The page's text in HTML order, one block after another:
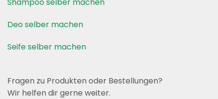
Shampoo selber machen
Deo selber machen
Seife selber machen
Fragen zu Produkten oder Bestellungen?
Wir helfen dir gerne weiter.